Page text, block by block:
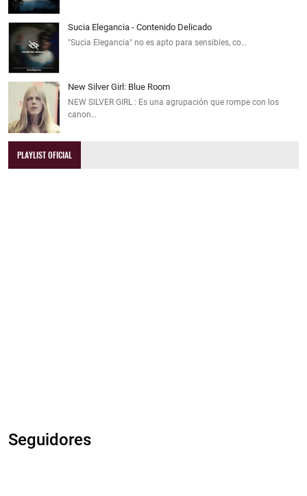
Sucia Elegancia - Contenido Delicado
"Sucia Elegancia" no es apto para sensibles, co…
New Silver Girl: Blue Room
NEW SILVER GIRL : Es una agrupación que rompe con los
canon…
PLAYLIST OFICIAL
Seguidores